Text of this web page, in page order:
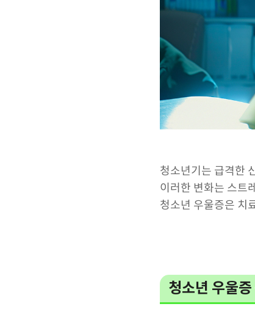
청소년기는 급격한
이러한 변화는 스트
청소년 우울증은 치
청소년 우울